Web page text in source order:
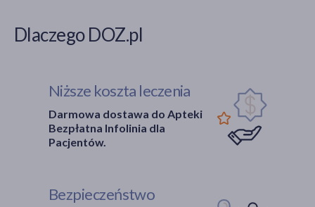
Dlaczego DOZ.pl
Niższe koszta leczenia
Darmowa dostawa do Apteki
Bezpłatna Infolinia dla
Pacjentów.
Bezpieczeństwo